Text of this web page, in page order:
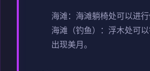
海滩：海滩躺椅处可以进行
海滩（钓鱼）：浮木处可
出现美月。